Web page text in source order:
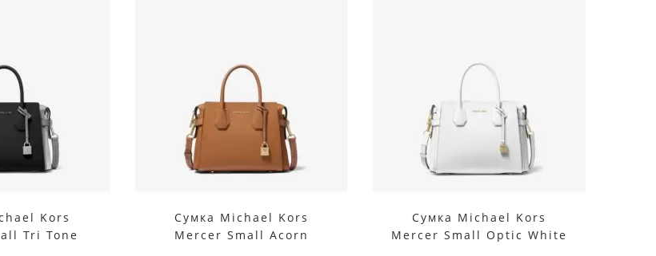
Kors
Tri Tone
Сумка Michael Kors
Mercer Small Acorn
Сумка Michael Kors
Mercer Small Optic White